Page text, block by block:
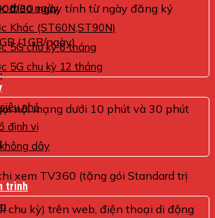
theo ngày
Khác (ST60N,ST90N)
5G chu kỳ 6 tháng
5G chu kỳ 12 tháng
nhỏ
định vị
dây
trình
30 ngày tính từ ngày đăng ký
(1GB/ngày)
nội mạng dưới 10 phút và 30 phút
xem TV360 (tặng gói Standard trị
chu kỳ) trên web, điện thoại di động